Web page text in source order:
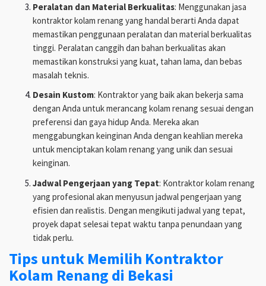
Peralatan dan Material Berkualitas: Menggunakan jasa
kontraktor kolam renang yang handal berarti Anda dapat
memastikan penggunaan peralatan dan material berkualitas
tinggi. Peralatan canggih dan bahan berkualitas akan
memastikan konstruksi yang kuat, tahan lama, dan bebas
masalah teknis.
Desain Kustom: Kontraktor yang baik akan bekerja sama
dengan Anda untuk merancang kolam renang sesuai dengan
preferensi dan gaya hidup Anda. Mereka akan
menggabungkan keinginan Anda dengan keahlian mereka
untuk menciptakan kolam renang yang unik dan sesuai
keinginan.
Jadwal Pengerjaan yang Tepat: Kontraktor kolam renang
yang profesional akan menyusun jadwal pengerjaan yang
efisien dan realistis. Dengan mengikuti jadwal yang tepat,
proyek dapat selesai tepat waktu tanpa penundaan yang
tidak perlu.
Tips untuk Memilih Kontraktor
Kolam Renang di Bekasi